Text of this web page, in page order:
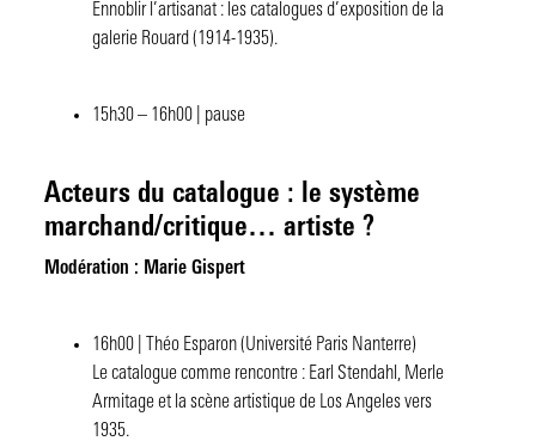
Ennoblir l’artisanat : les catalogues d’exposition de la
galerie Rouard (1914-1935).
15h30 – 16h00 | pause
Acteurs du catalogue : le système
marchand/critique… artiste ?
Modération : Marie Gispert
16h00 | Théo Esparon (Université Paris Nanterre)
Le catalogue comme rencontre : Earl Stendahl, Merle
Armitage et la scène artistique de Los Angeles vers
1935.